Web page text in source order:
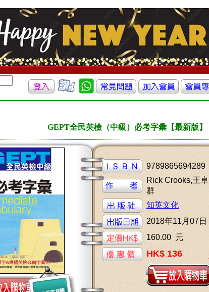
GEPT全民英檢（中級）必考字彙【最新版】
9789865694289
Rick Crooks,王卓
群
知英文化
2018年11月07日
160.00 元
HK$ 136